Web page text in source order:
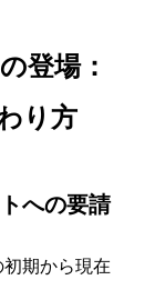
登場：
り方
への要請
期から現在